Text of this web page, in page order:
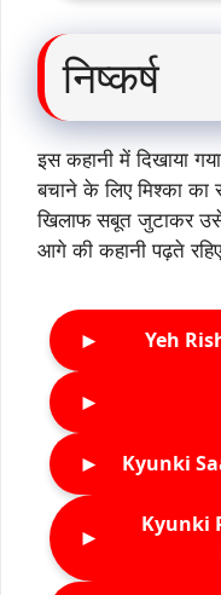
निष्कर्ष
इस कहानी में दिखाया
बचाने के लिए मिश्का का
खिलाफ सबूत जुटाकर उसे
आगे की कहानी पढ़ते
► Yeh
►
► Kyunki
►
Kyunki